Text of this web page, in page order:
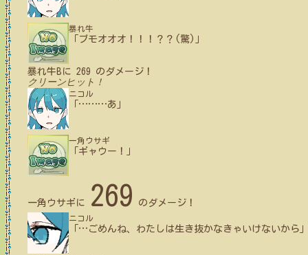
暴れ牛
「ブモオオオ！！！？？(驚)」
暴れ牛B に 269 のダメージ！
クリーンヒット！
ニコル
………あ」
一角ウサギ
「ギャウー！」
一角ウサギ に 269 のダメージ！
ニコル
… ごめんね、わたしは生き抜かなきゃいけないから